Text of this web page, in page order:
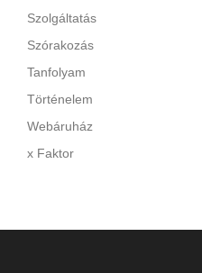
Szolgáltatás
Szórakozás
Tanfolyam
Történelem
Webáruház
x Faktor